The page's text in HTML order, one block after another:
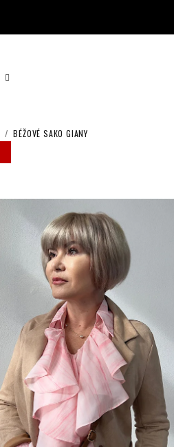
/ BÉŽOVÉ SAKO GIANY